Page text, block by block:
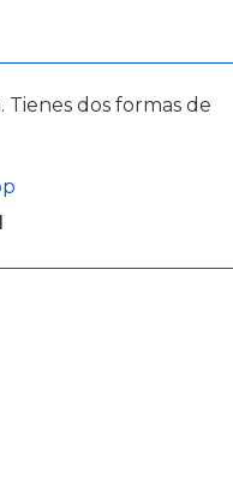
dos formas de